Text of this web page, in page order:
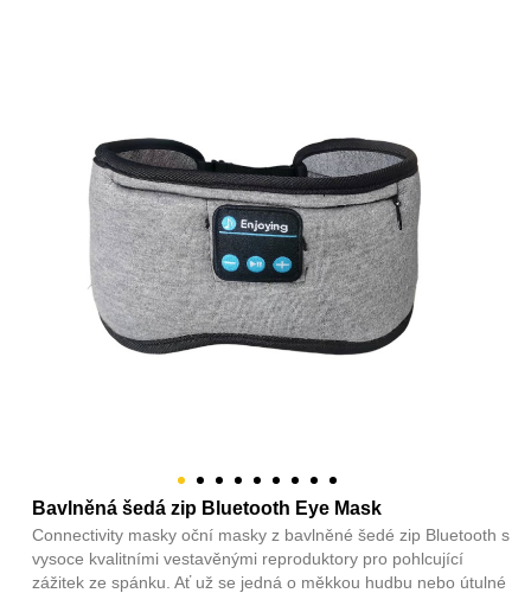
Bavlněná šedá zip Bluetooth Eye Mask
Connectivity masky oční masky z bavlněné šedé zip Bluetooth s
vysoce kvalitními vestavěnými reproduktory pro pohlcující
zážitek ze spánku. Ať už se jedná o měkkou hudbu nebo útulné